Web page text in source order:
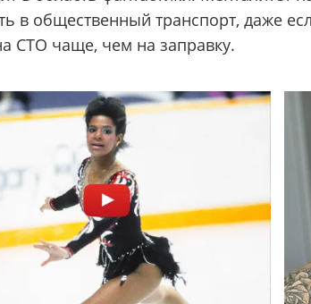
в общественный транспорт, даже
СТО чаще, чем на заправку.